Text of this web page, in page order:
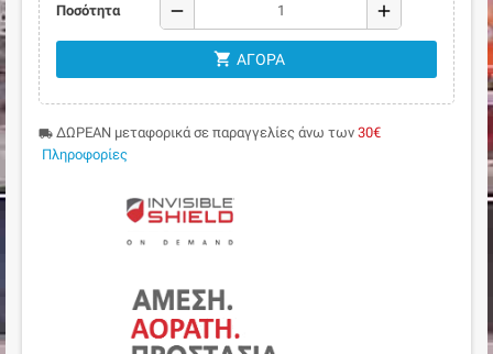
Ποσότητα remove add
shopping_cart ΑΓΟΡΆ
local_shipping ΔΩΡΕΑΝ μεταφορικά σε παραγγελίες άνω των 30€
Πληροφορίες